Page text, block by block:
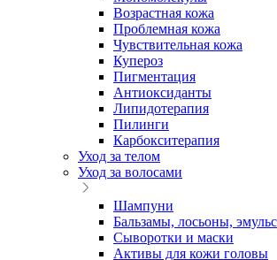
Возрастная кожа
Проблемная кожа
Чувствительная кожа
Купероз
Пигментация
Антиоксиданты
Липидотерапия
Пилинги
Карбокситерапия
Уход за телом
Уход за волосами
Шампуни
Бальзамы, лосьоны,
Сыворотки и маски
Активы для кожи головы